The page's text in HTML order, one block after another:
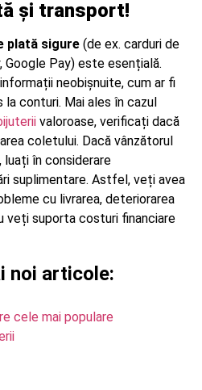
și transport!
plată sigure (de ex. carduri de
Google Pay) este esențială.
neobișnuite, cum ar fi
conturi. Mai ales în cazul
valoroase, verificați dacă
coletului. Dacă vânzătorul
în considerare
suplimentare. Astfel, veți avea
cu livrarea, deteriorarea
veți suporta costuri financiare
noi articole: